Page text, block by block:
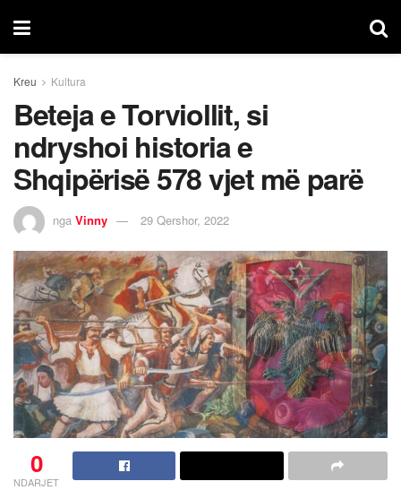
Kreu Kultura
Beteja e Torviollit, si
ndryshoi historia e
Shqipërisë 578 vjet më parë
nga Vinny 29 Qershor, 2022
0
NDARJET